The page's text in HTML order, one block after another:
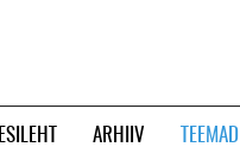
ESILEHT ARHIIV TEEMAD